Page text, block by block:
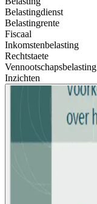
Belastingdienst
Belastingrente
Fiscaal
Inkomstenbelasting
Rechtstaete
Vennootschapsbelasting
Inzichten